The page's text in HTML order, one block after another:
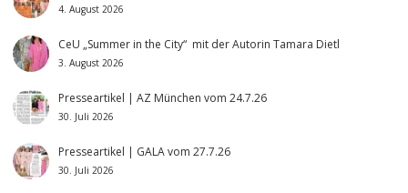
4. August 2026
CeU „Summer in the City“ mit der Autorin Tamara Dietl
3. August 2026
Presseartikel | AZ München vom 24.7.26
30. Juli 2026
Presseartikel | GALA vom 27.7.26
30. Juli 2026